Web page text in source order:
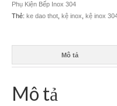
số
Phụ Kiện Bếp Inox 304
Thẻ: ke dao thot kệ inox kệ inox
Mô tả
Mô tả